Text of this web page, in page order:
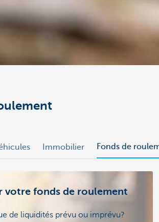
Immobilier Fonds de
votre fonds de roulement
de liquidités prévu ou imprévu?